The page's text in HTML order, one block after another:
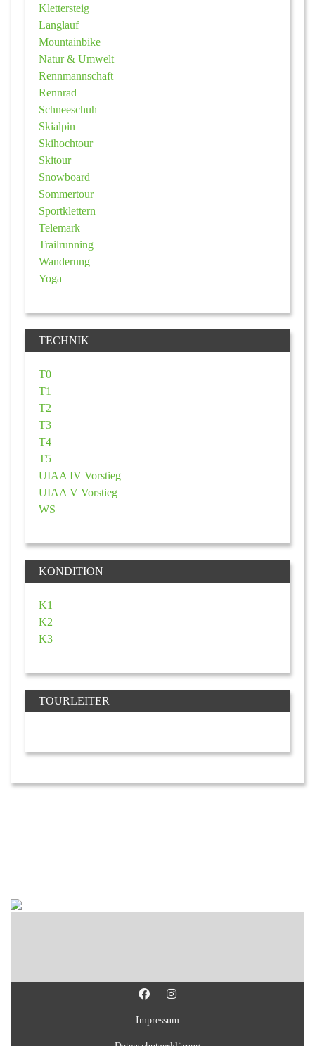
Klettersteig
Langlauf
Mountainbike
Natur & Umwelt
Rennmannschaft
Rennrad
Schneeschuh
Skialpin
Skihochtour
Skitour
Snowboard
Sommertour
Sportklettern
Telemark
Trailrunning
Wanderung
Yoga
TECHNIK
T0
T1
T2
T3
T4
T5
UIAA IV Vorstieg
UIAA V Vorstieg
WS
KONDITION
K1
K2
K3
TOURLEITER
Impressum